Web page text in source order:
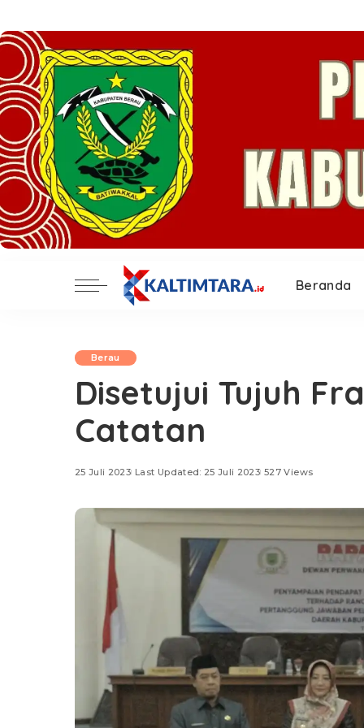
Beranda
Berau
Disetujui Tujuh
Catatan
25 Juli 2023 Last Updated: 25 Juli 2023 527 Views